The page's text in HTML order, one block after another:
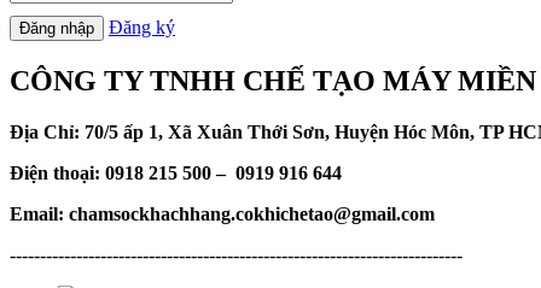
Đăng ký
CÔNG TY TNHH CHẾ TẠO MÁY
Địa Chỉ: 70/5 ấp 1, Xã Xuân Thới Sơn, Huyện Hóc Môn, TP
Điện thoại: 0918 215 500 – 0919 916 644
Email: chamsockhachhang.cokhichetao@gmail.com
---------------------------------------------------------------------------